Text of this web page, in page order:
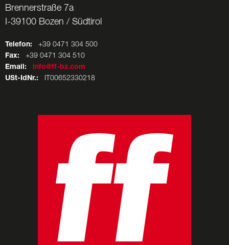
Brennerstraße 7a
I-39100 Bozen / Südtirol
Telefon: +39 0471 304 500
Fax: +39 0471 304 510
Email:
info@ff-bz.com
USt-IdNr.: IT00652330218